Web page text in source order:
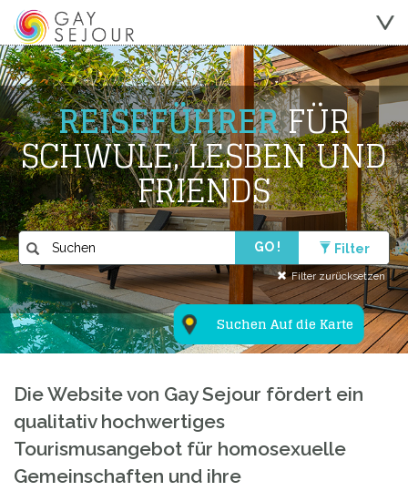
Suchen Auf die Karte
REISEFÜHRERFÜR
SCHWULE, LESBEN UND
FRIENDS
GO ! Filter
Filter zurücksetzen
Die Website von Gay Sejour fördert ein
qualitativ hochwertiges
Tourismusangebot für homosexuelle
Gemeinschaften und ihre